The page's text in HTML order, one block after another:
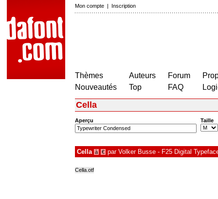
Mon compte | Inscription
Thèmes
Nouveautés
Auteurs
Top
Forum
FAQ
Cella
Aperçu Taille
Cella à € par Volker Busse - F25 Digital
Cella.otf